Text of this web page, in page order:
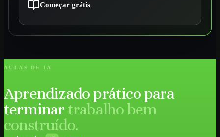
Começar grátis
AULAS DE IA
Aprendizado prático para
terminar trabalho bem
construído.